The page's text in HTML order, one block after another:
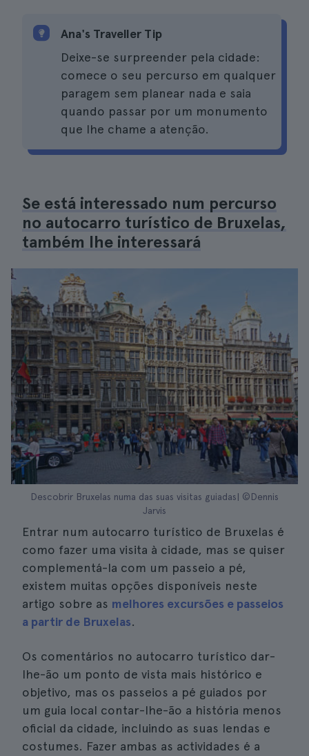
Ana's Traveller Tip
Deixe-se surpreender pela cidade:
comece o seu percurso em qualquer
paragem sem planear nada e saia
quando passar por um monumento
que lhe chame a atenção.
Se está interessado num percurso
no autocarro turístico de Bruxelas,
também lhe interessará
Descobrir Bruxelas numa das suas visitas guiadas| ©Dennis
Jarvis
Entrar num autocarro turístico de Bruxelas é
como fazer uma visita à cidade, mas se quiser
complementá-la com um passeio a pé,
existem muitas opções disponíveis neste
artigo sobre as melhores excursões e passeios
a partir de Bruxelas.
Os comentários no autocarro turístico dar-
lhe-ão um ponto de vista mais histórico e
objetivo, mas os passeios a pé guiados por
um guia local contar-lhe-ão a história menos
oficial da cidade, incluindo as suas lendas e
costumes. Fazer ambas as actividades é a